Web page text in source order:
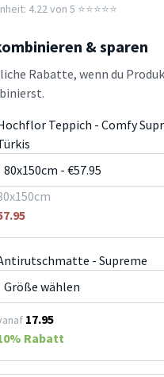
4.22 von 5 ⭐️⭐️⭐️⭐️⭐️
& sparen
Rabatte, wenn du
Teppich - Comfy
- Supreme
17.95
% Rabatt